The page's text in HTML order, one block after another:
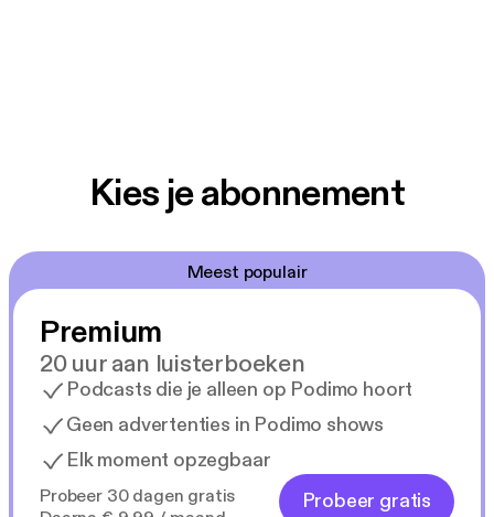
Kies je abonnement
Meest populair
Premium
20 uur aan luisterboeken
Podcasts die je alleen op Podimo hoort
Geen advertenties in Podimo shows
Elk moment opzegbaar
Probeer 30 dagen gratis
Probeer gratis